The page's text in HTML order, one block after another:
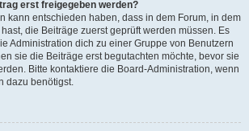
erst freigegeben werden?
kann entschieden haben, dass in dem Forum, in dem
die Beiträge zuerst geprüft werden müssen. Es
Administration dich zu einer Gruppe von Benutzern
sie die Beiträge erst begutachten möchte, bevor sie
Bitte kontaktiere die Board-Administration, wenn
dazu benötigst.